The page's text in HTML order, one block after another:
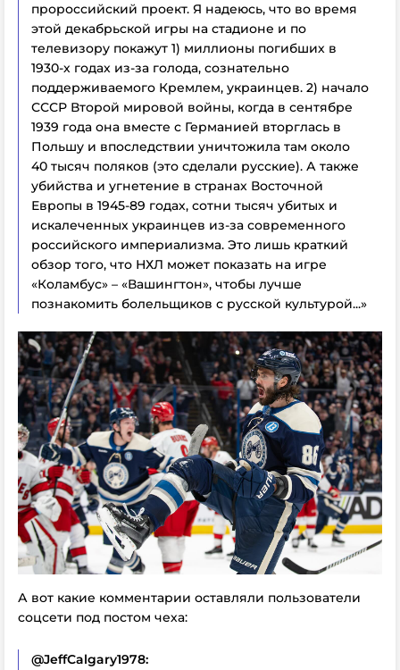
пророссийский проект. Я надеюсь, что во время
этой декабрьской игры на стадионе и по
телевизору покажут 1) миллионы погибших в
1930-х годах из-за голода, сознательно
поддерживаемого Кремлем, украинцев. 2) начало
СССР Второй мировой войны, когда в сентябре
1939 года она вместе с Германией вторглась в
Польшу и впоследствии уничтожила там около
40 тысяч поляков (это сделали русские). А также
убийства и угнетение в странах Восточной
Европы в 1945-89 годах, сотни тысяч убитых и
искалеченных украинцев из-за современного
российского империализма. Это лишь краткий
обзор того, что НХЛ может показать на игре
«Коламбус» – «Вашингтон», чтобы лучше
познакомить болельщиков с русской культурой...»
А вот какие комментарии оставляли пользователи
соцсети под постом чеха:
@JeffCalgary1978: